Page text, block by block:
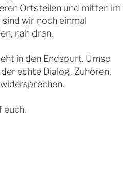
Ortsteilen und mitten im
wir noch einmal
nah dran.
in den Endspurt. Umso
echte Dialog. Zuhören,
euch.